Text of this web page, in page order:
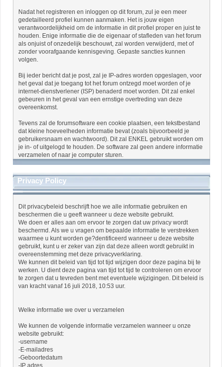
Nadat het registreren en inloggen op dit forum, zul je een meer
gedetailleerd profiel kunnen aanmaken. Het is jouw eigen
verantwoordelijkheid om de informatie in dit profiel proper en juist te
houden. Enige informatie die de eigenaar of stafleden van het forum
als onjuist of onzedelijk beschouwt, zal worden verwijderd, met of
zonder voorafgaande kennisgeving. Gepaste sancties kunnen
volgen.
Bij ieder bericht dat je post, zal je IP-adres worden opgeslagen, voor
het geval dat je toegang tot het forum ontzegd moet worden of je
internet-dienstverlener (ISP) benaderd moet worden. Dit zal enkel
gebeuren in het geval van een ernstige overtreding van deze
overeenkomst.
Tevens zal de forumsoftware een cookie plaatsen, een tekstbestand
dat kleine hoeveelheden informatie bevat (zoals bijvoorbeeld je
gebruikersnaam en wachtwoord). Dit zal ENKEL gebruikt worden om
je in- of uitgelogd te houden. De software zal geen andere informatie
verzamelen of naar je computer sturen.
Privacy Policy
Dit privacybeleid beschrijft hoe we alle informatie gebruiken en
beschermen die u geeft wanneer u deze website gebruikt.
We doen er alles aan om ervoor te zorgen dat uw privacy wordt
beschermd. Als we u vragen om bepaalde informatie te verstrekken
waarmee u kunt worden ge?dentificeerd wanneer u deze website
gebruikt, kunt u er zeker van zijn dat deze alleen wordt gebruikt in
overeenstemming met deze privacyverklaring.
We kunnen dit beleid van tijd tot tijd wijzigen door deze pagina bij te
werken. U dient deze pagina van tijd tot tijd te controleren om ervoor
te zorgen dat u tevreden bent met eventuele wijzigingen. Dit beleid is
van kracht vanaf 16 juli 2018, 10:53 uur.
Welke informatie we over u verzamelen
We kunnen de volgende informatie verzamelen wanneer u onze
website gebruikt:
-username
-E-mailadres
-Geboortedatum
-IP adres